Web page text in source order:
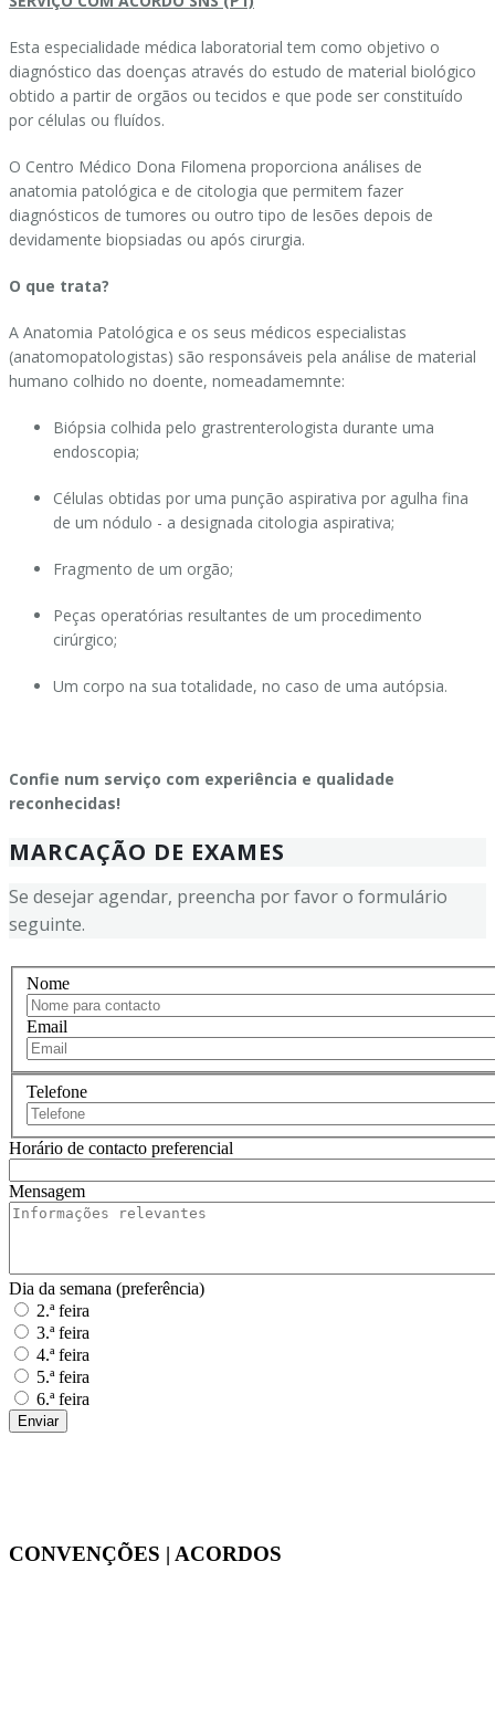
Esta especialidade médica laboratorial tem como objetivo o
diagnóstico das doenças através do estudo de material biológico
obtido a partir de orgãos ou tecidos e que pode ser constituído
por células ou fluídos.
O Centro Médico Dona Filomena proporciona análises de
anatomia patológica e de citologia que permitem fazer
diagnósticos de tumores ou outro tipo de lesões depois de
devidamente biopsiadas ou após cirurgia.
O que trata?
A Anatomia Patológica e os seus médicos especialistas
(anatomopatologistas) são responsáveis pela análise de material
humano colhido no doente, nomeadamemnte:
Biópsia colhida pelo grastrenterologista durante uma
endoscopia;
Células obtidas por uma punção aspirativa por agulha fina
de um nódulo - a designada citologia aspirativa;
Fragmento de um orgão;
Peças operatórias resultantes de um procedimento
cirúrgico;
Um corpo na sua totalidade, no caso de uma autópsia.
Confie num serviço com experiência e qualidade
reconhecidas!
MARCAÇÃO DE EXAMES
Se desejar agendar, preencha por favor o formulário
seguinte.
Nome
Email
Telefone
Horário de contacto preferencial
Mensagem
Dia da semana (preferência)
2.ª feira
3.ª feira
4.ª feira
5.ª feira
6.ª feira
CONVENÇÕES | ACORDOS